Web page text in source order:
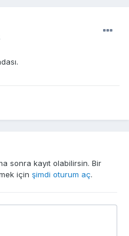
sonra kayıt olabilirsin. Bir
için şimdi oturum aç.